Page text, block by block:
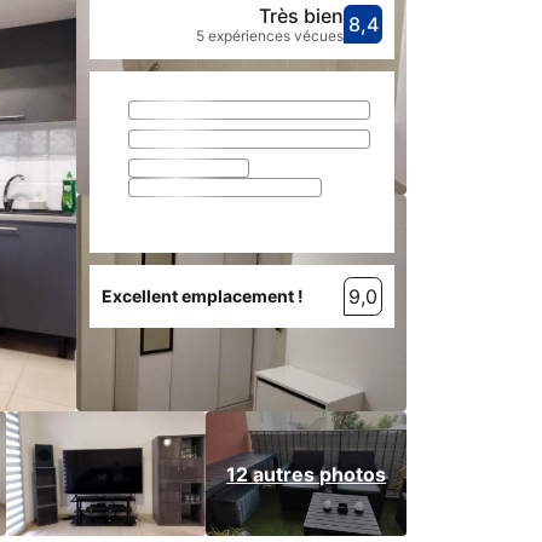
12 autres photos
Avec une
8,4très bien
Très bien
5 expériences vécues
Excellent emplacement ! 9,0